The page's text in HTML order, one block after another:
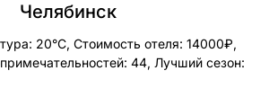
Челябинск
20°C, Стоимость отеля: 14000₽,
44, Лучший сезон: